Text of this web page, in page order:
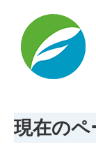
現在のペ